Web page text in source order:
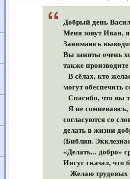
Добрый день
Меня зовут Иван,
Занимаюсь
Вы заняты очень
также
В сёлах, кто
могут обеспечить
Спасибо, что вы
Я не сомневаюсь,
согласуются со
делать в жизни
(Библия.
«Делать... добро»
Иисус сказал, что
Желаю трудовых